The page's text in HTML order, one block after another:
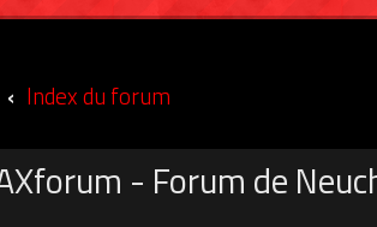
Index du forum
- Forum de